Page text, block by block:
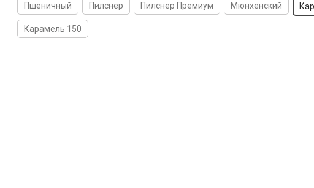
Пшеничный
Пилснер Пилснер Премиум Мюнхенский
Карамель 150